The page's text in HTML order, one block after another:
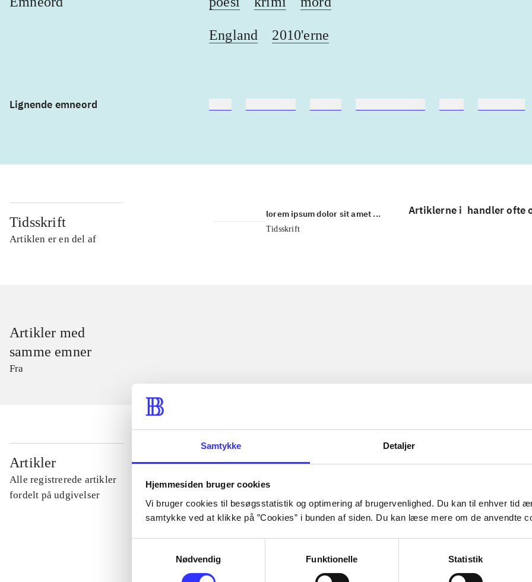
Samtykke Detaljer
Hjemmesiden bruger cookies
Vi bruger cookies til besøgsstatistik og optimering af brugervenlighed. Du kan til enhver tid
samtykke ved at klikke på ”Cookies” i bunden af siden. Du kan læse mere om de anvendte
Nødvendig
Funktionelle Statistik
England 2010'erne
Lignende emneord
Tidsskrift
Artiklen er en del af
lorem ipsum dolor sit amet ...
Tidsskrift
Artiklerne i handler ofte
Artikler med
samme emner
Fra
Artikler
Alle registrerede artikler
fordelt på udgivelser